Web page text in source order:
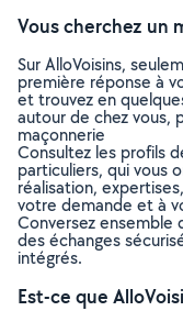
Vous cherchez un
Sur AlloVoisins,
première réponse à
et trouvez en
autour de chez vous,
maçonnerie
Consultez les profils
particuliers, qui vous
réalisation,
votre demande et à
Conversez ensemble
des échanges
intégrés.
Est-ce que